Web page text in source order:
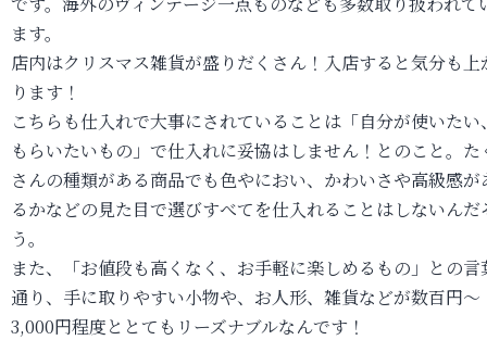
ます。
店内はクリスマス雑貨が盛りだくさん！入店すると気分も上
ります！
こちらも仕入れで大事にされていることは「自分が使いたい
もらいたいもの」で仕入れに妥協はしません！とのこと。た
さんの種類がある商品でも色やにおい、かわいさや高級感が
るかなどの見た目で選びすべてを仕入れることはしないんだ
う。
また、「お値段も高くなく、お手軽に楽しめるもの」との言
通り、手に取りやすい小物や、お人形、雑貨などが数百円～
3,000円程度ととてもリーズナブルなんです！